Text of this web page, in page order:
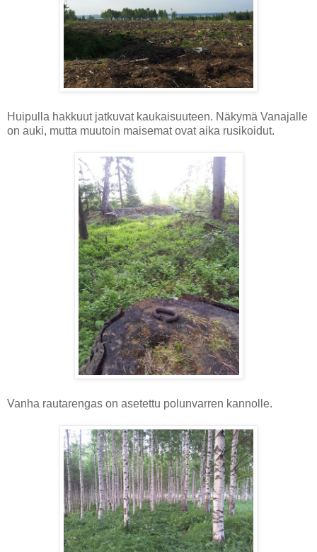
Huipulla hakkuut jatkuvat kaukaisuuteen. Näkymä Vanajalle
on auki, mutta muutoin maisemat ovat aika rusikoidut.
Vanha rautarengas on asetettu polunvarren kannolle.